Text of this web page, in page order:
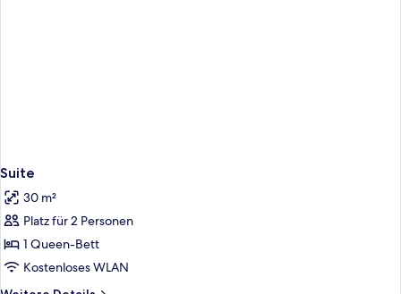
Suite
30 m²
Platz für 2 Personen
1 Queen-Bett
Kostenloses WLAN